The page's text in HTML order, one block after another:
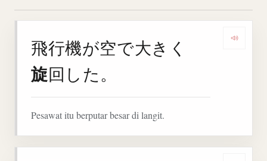
飛行機が空で大きく
旋回した。
Pesawat itu berputar besar di langit.